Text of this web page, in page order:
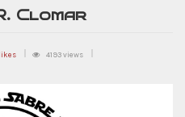
Clomar
likes
4193 views